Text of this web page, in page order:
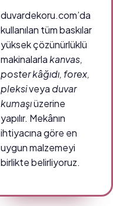
duvardekoru.com’da
kullanılan tüm baskılar
yüksek çözünürlüklü
makinalarlakanvas,
poster kâğıdı, forex,
pleksiveya duvar
kumaşıüzerine
yapılır. Mekânın
ihtiyacına göre en
uygun malzemeyi
birlikte belirliyoruz.